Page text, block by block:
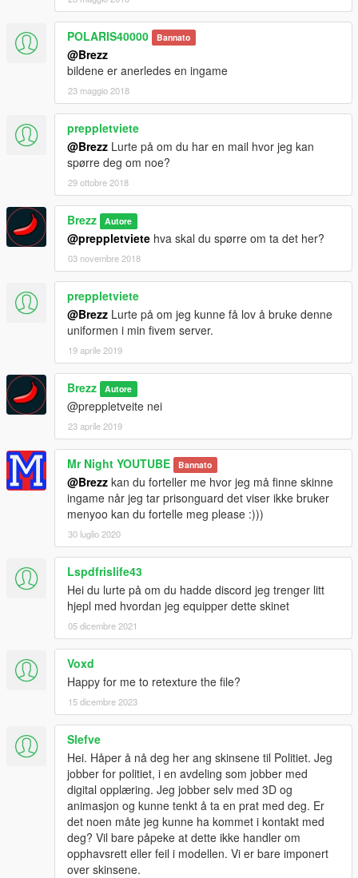
POLARIS40000 Bannato
@Brezz
bildene er anerledes en ingame
23 maggio 2018
preppletviete
@Brezz Lurte på om du har en mail hvor jeg kan
spørre deg om noe?
29 ottobre 2018
Brezz Autore
@preppletviete hva skal du spørre om ta det her?
03 novembre 2018
preppletviete
@Brezz Lurte på om jeg kunne få lov å bruke denne
uniformen i min fivem server.
19 aprile 2019
Brezz Autore
@preppletveite nei
23 aprile 2019
Mr Night YOUTUBE Bannato
@Brezz kan du forteller me hvor jeg må finne skinne
ingame når jeg tar prisonguard det viser ikke bruker
menyoo kan du fortelle meg please :)))
30 luglio 2020
Lspdfrislife43
Hei du lurte på om du hadde discord jeg trenger litt
hjepl med hvordan jeg equipper dette skinet
05 dicembre 2021
Voxd
Happy for me to retexture the file?
15 dicembre 2023
Slefve
Hei. Håper å nå deg her ang skinsene til Politiet. Jeg
jobber for politiet, i en avdeling som jobber med
digital opplæring. Jeg jobber selv med 3D og
animasjon og kunne tenkt å ta en prat med deg. Er
det noen måte jeg kunne ha kommet i kontakt med
deg? Vil bare påpeke at dette ikke handler om
opphavsrett eller feil i modellen. Vi er bare imponert
over skinsene.